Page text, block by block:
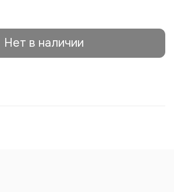
Нет в наличии